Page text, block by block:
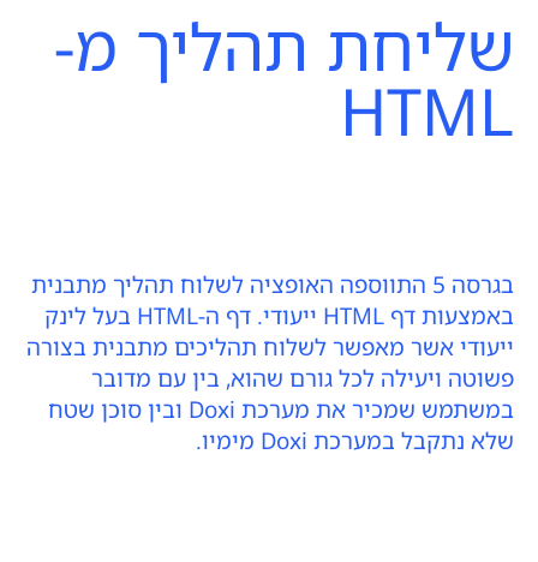
שליחת תהליך מ-
HTML
בגרסה 5 התווספה האופציה לשלוח תהליך מתבנית
באמצעות דף HTML ייעודי. דף ה-HTML בעל לינק
ייעודי אשר מאפשר לשלוח תהליכים מתבנית בצורה
פשוטה ויעילה לכל גורם שהוא, בין עם מדובר
במשתמש שמכיר את מערכת Doxi ובין סוכן שטח
שלא נתקבל במערכת Doxi מימיו.